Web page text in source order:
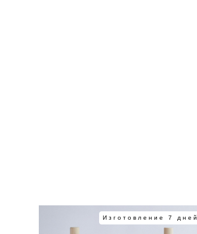
Изготовление 7 дней